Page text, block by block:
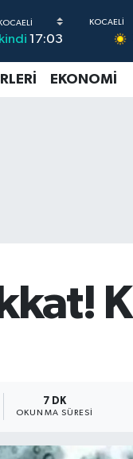
İkindi 17:03
EKONOMİ
7 DK
OKUNMA SÜRESI